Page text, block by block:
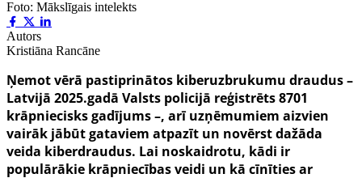
Foto: Mākslīgais intelekts
Autors
Kristiāna Rancāne
Ņemot vērā pastiprinātos kiberuzbrukumu draudus –
Latvijā 2025.gadā Valsts policijā reģistrēts 8701
krāpniecisks gadījums –, arī uzņēmumiem aizvien
vairāk jābūt gataviem atpazīt un novērst dažāda
veida kiberdraudus. Lai noskaidrotu, kādi ir
populārākie krāpniecības veidi un kā cīnīties ar